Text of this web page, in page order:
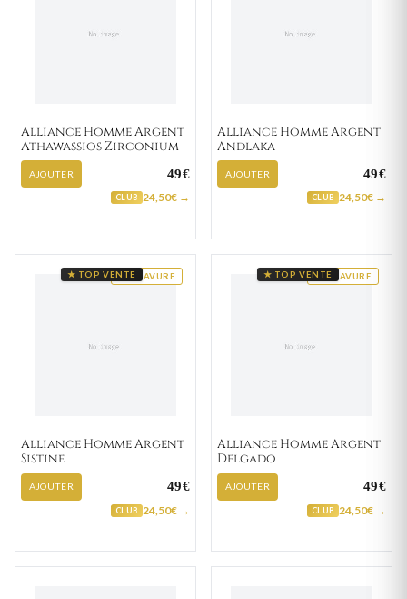
Alliance Homme Argent
Athawassios Zirconium
AJOUTER 49€
CLUB 24,50€ →
Alliance Homme Argent
Andlaka
AJOUTER 49€
CLUB 24,50€ →
GRAVURE
★ TOP VENTE
Alliance Homme Argent
Sistine
AJOUTER 49€
CLUB 24,50€ →
GRAVURE
★ TOP VENTE
Alliance Homme Argent
Delgado
AJOUTER 49€
CLUB 24,50€ →